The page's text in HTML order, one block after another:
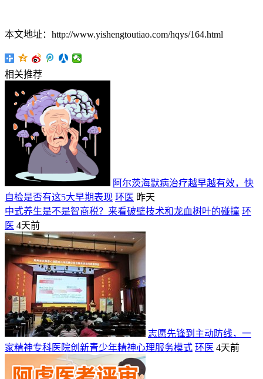
本文地址：http://www.yishengtoutiao.com/hqys/164.html
相关推荐
阿尔茨海默病治疗越早越有效，快
自检是否有这5大早期表现 环医 昨天
中式养生是不是智商税？来看破壁技术和龙血树叶的碰撞 环
医 4天前
志愿先锋到主动防线，一
家精神专科医院创新青少年精神心理服务模式 环医 4天前